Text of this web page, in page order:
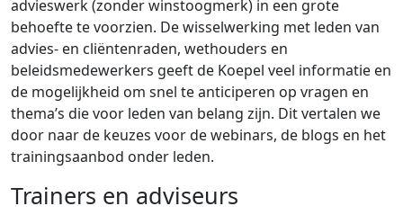
advieswerk (zonder winstoogmerk) in een grote
behoefte te voorzien. De wisselwerking met leden van
advies- en cliëntenraden, wethouders en
beleidsmedewerkers geeft de Koepel veel informatie en
de mogelijkheid om snel te anticiperen op vragen en
thema’s die voor leden van belang zijn. Dit vertalen we
door naar de keuzes voor de webinars, de blogs en het
trainingsaanbod onder leden.
Trainers en adviseurs